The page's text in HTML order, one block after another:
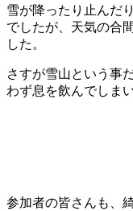
雪が降ったり止んだ
でしたが、天気の合
した。
さすが雪山という事
わず息を飲んでしま
参加者の皆さんも、